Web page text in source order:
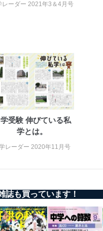
トレビューの機会を通
システムを継続的に改
す。
報保護マネジメントシ
ついては以下までご連
だきます。
個人情報問い合わせ
レーダー 2021年3＆4月号
受験 伸びている私
学とは。
レーダー 2020年11月号
誌も買っています！